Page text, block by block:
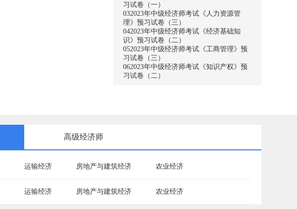
习试卷（一）
032023年中级经济师考试《人力资源管
理》预习试卷（三）
042023年中级经济师考试《经济基础知
识》预习试卷（二）
052023年中级经济师考试《工商管理》预
习试卷（三）
062023年中级经济师考试《知识产权》预
习试卷（二）
高级经济师
运输经济 房地产与建筑经济 农业经济
运输经济 房地产与建筑经济 农业经济